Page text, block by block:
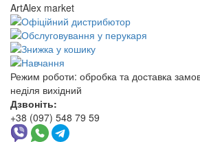
ArtAlex market
Режим роботи: обробка та доставка
неділя вихідний
Дзвоніть:
+38 (097) 548 79 59